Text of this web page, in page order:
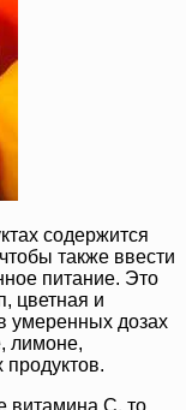
содержится
также ввести
питание. Это
цветная и
умеренных дозах
лимоне,
витамина C, то